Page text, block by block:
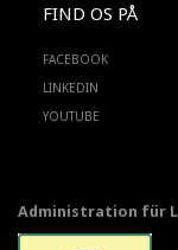
FIND OS PÅ
FACEBOOK
LINKEDIN
YOUTUBE
Administration für